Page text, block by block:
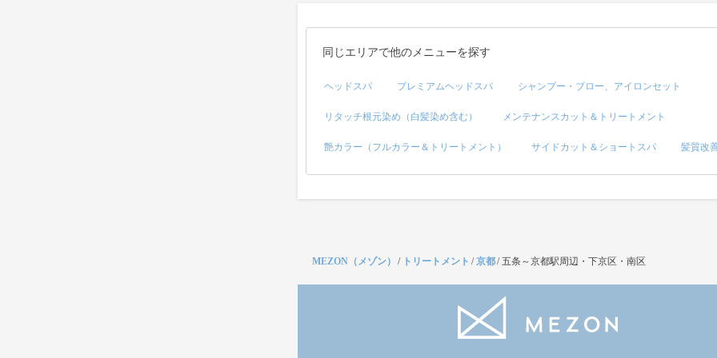
同じエリアで他のメニューを探す
ヘッドスパ プレミアムヘッドスパ シャンプー・ブロー、アイロンセット
リタッチ根元染め（白髪染め含む） メンテナンスカット＆トリートメント
艶カラー（フルカラー＆トリートメント） サイドカット＆ショートスパ 髪質改
MEZON（メゾン） / トリートメント /京都/五条～京都駅周辺・下京区・南区